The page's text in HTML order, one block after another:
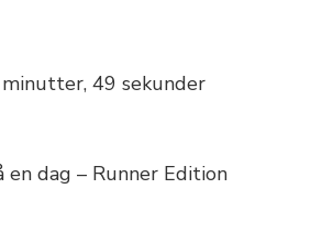
49 sekunder
en dag – Runner Edition